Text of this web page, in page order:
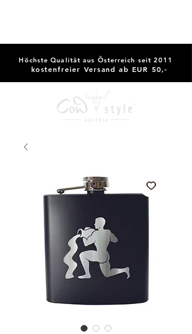
Höchste Qualität aus Österreich seit 2011
kostenfreier Versand ab EUR 50,-